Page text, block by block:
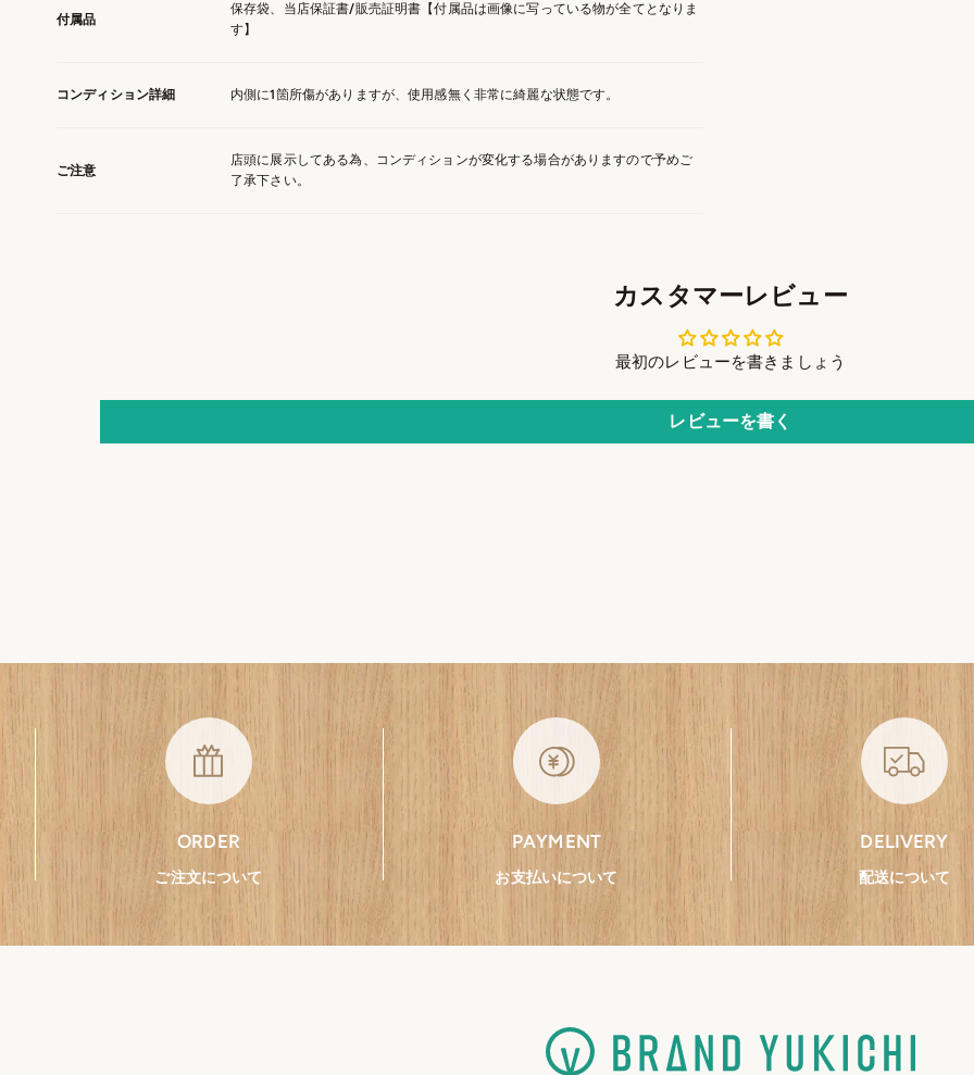
付属品
保存袋、当店保証書/販売証明書【付属品は画像に写っている物が全てとなりま
す】
コンディション詳細 内側に1箇所傷がありますが、使用感無く非常に綺麗な状態です。
ご注意
店頭に展示してある為、コンディションが変化する場合がありますので予めご
了承下さい。
カスタマーレビュー
最初のレビューを書きましょう
レビューを書く
ORDER
ご注文について
PAYMENT
お支払いについて
DELIVERY
配送について